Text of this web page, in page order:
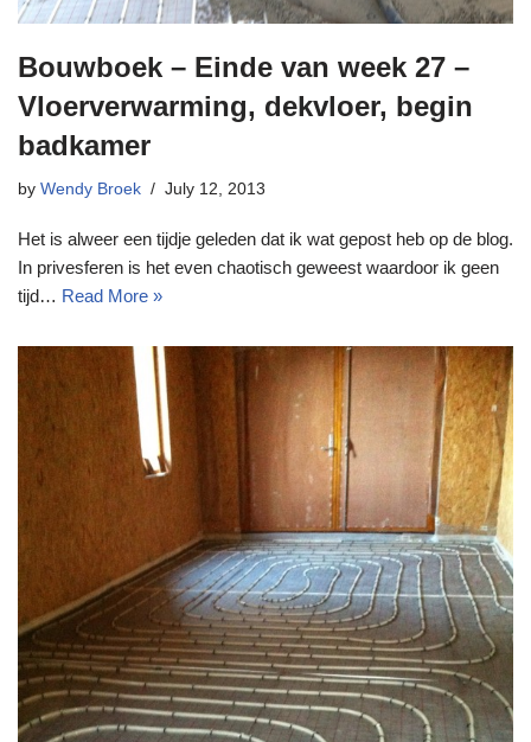
Bouwboek – Einde van week 27 –
Vloerverwarming, dekvloer, begin
badkamer
by Wendy Broek July 12, 2013
Het is alweer een tijdje geleden dat ik wat gepost heb op de blog.
In privesferen is het even chaotisch geweest waardoor ik geen
tijd… Read More »